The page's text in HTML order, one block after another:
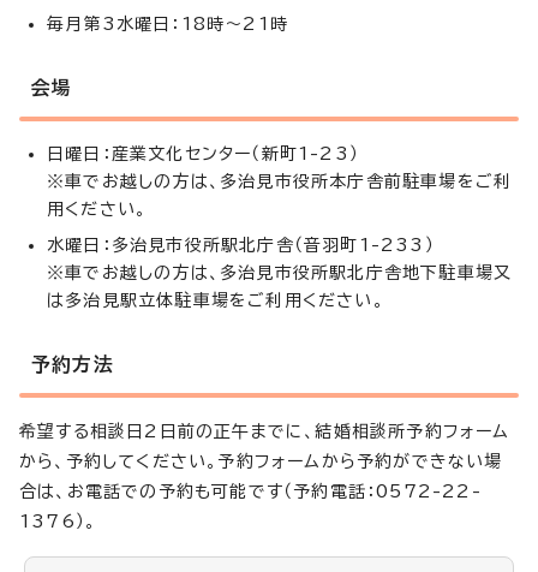
毎月第3水曜日：18時～21時
会場
日曜日：産業文化センター（新町1-23）
※車でお越しの方は、多治見市役所本庁舎前駐車場をご利
用ください。
水曜日：多治見市役所駅北庁舎（音羽町1-233）
※車でお越しの方は、多治見市役所駅北庁舎地下駐車場又
は多治見駅立体駐車場をご利用ください。
予約方法
希望する相談日2日前の正午までに、結婚相談所予約フォーム
から、予約してください。予約フォームから予約ができない場
合は、お電話での予約も可能です（予約電話：0572-22-
1376）。